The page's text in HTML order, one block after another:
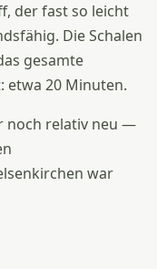
der fast so leicht
Die Schalen
gesamte
etwa 20 Minuten.
noch relativ neu —
war